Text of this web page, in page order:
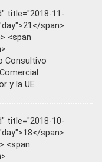
title="2018-11-
span>
<span
Consultivo
y la UE
title="2018-10-
span>
<span